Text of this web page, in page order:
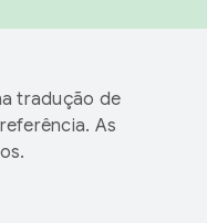
tradução de
As